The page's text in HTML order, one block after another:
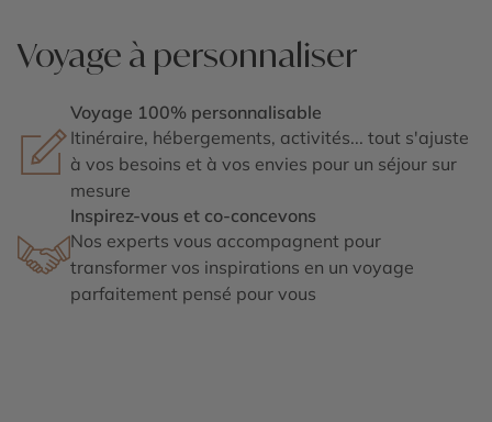
Voyage à personnaliser
Voyage 100% personnalisable
Itinéraire, hébergements, activités... tout s'ajuste
à vos besoins et à vos envies pour un séjour sur
mesure
Inspirez-vous et co-concevons
Nos experts vous accompagnent pour
transformer vos inspirations en un voyage
parfaitement pensé pour vous